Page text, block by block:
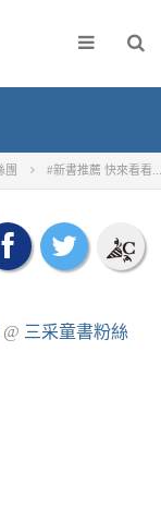
團 #新書推薦 快來看看...
@ 三采童書粉絲